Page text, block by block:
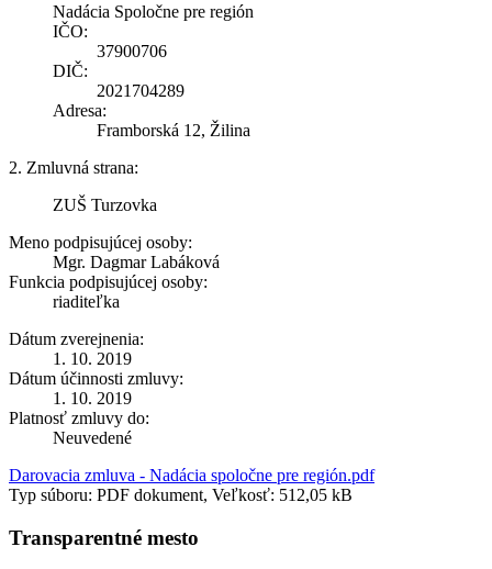
Nadácia Spoločne pre región
IČO:
37900706
DIČ:
2021704289
Adresa:
Framborská 12, Žilina
2. Zmluvná strana:
ZUŠ Turzovka
Meno podpisujúcej osoby:
Mgr. Dagmar Labáková
Funkcia podpisujúcej osoby:
riaditeľka
Dátum zverejnenia:
1. 10. 2019
Dátum účinnosti zmluvy:
1. 10. 2019
Platnosť zmluvy do:
Neuvedené
Darovacia zmluva - Nadácia spoločne pre región.pdf
Typ súboru: PDF dokument, Veľkosť: 512,05 kB
Transparentné mesto